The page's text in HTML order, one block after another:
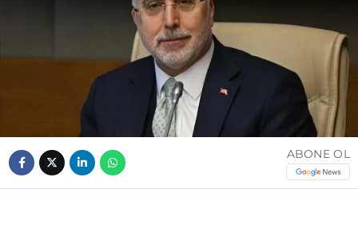
ABONE OL